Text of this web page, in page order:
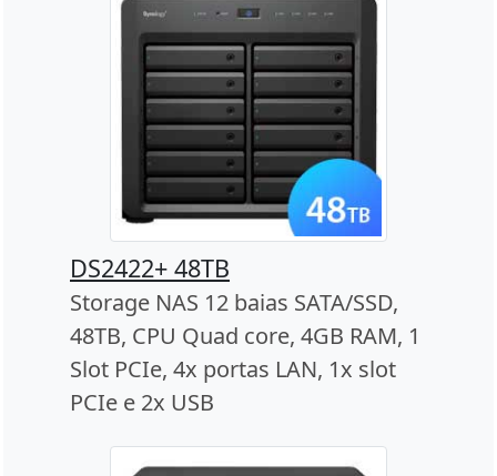
DS2422+ 48TB
Storage NAS 12 baias SATA/SSD,
48TB, CPU Quad core, 4GB RAM, 1
Slot PCIe, 4x portas LAN, 1x slot
PCIe e 2x USB